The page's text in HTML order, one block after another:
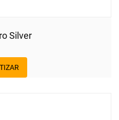
Silver